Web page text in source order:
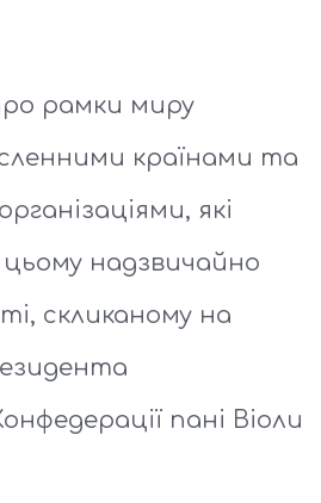
рамки миру
країнами та
які
надзвичайно
скликаному на
пані Віоли